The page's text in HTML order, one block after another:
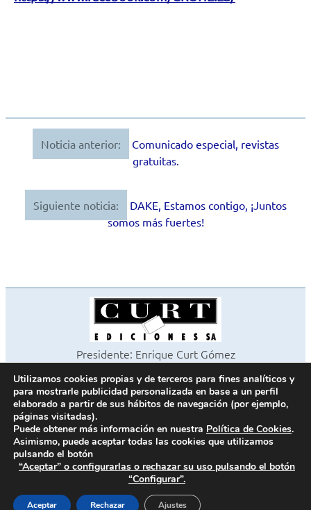
Navegación
entradas
Noticia anterior:
Comunicado especial, revistas
gratuitas.
Siguiente noticia:
DAKE, Estamos contigo, ¡Juntos
somos más fuertes!
Presidente: Enrique Curt Gómez
©2026 Revista Cocinas y Baños
Todos los derechos reservados
Paseo de Gracia, 63. 1º 2ª. 08008 Barcelona -
Fax 933 183 505
Política de cookies
Política de privacidad
Utilizamos cookies propias y de terceros para fines analíticos y
para mostrarle publicidad personalizada en base a un perfil
elaborado a partir de sus hábitos de navegación (por ejemplo,
páginas visitadas).
Puede obtener más información en nuestra Política de Cookies.
Asimismo, puede aceptar todas las cookies que utilizamos
pulsando el botón
“Aceptar” o configurarlas o rechazar su uso pulsando el botón
“Configurar”.
Aceptar Rechazar Ajustes